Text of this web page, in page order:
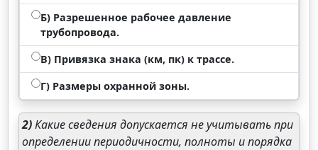
Б) Разрешенное рабочее давление
трубопровода.
В) Привязка знака (км, пк) к трассе.
Г) Размеры охранной зоны.
2)Какие сведения допускается не учитывать при
определении периодичности, полноты и порядка